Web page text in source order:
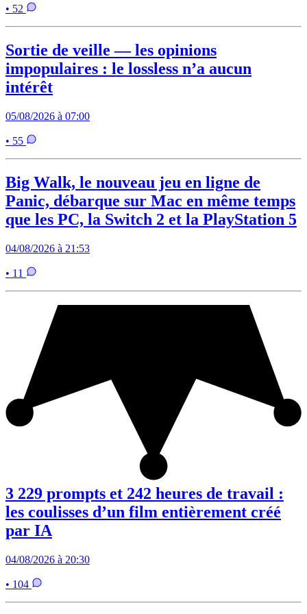
• 52
Sortie de veille — les opinions
impopulaires : le lossless n’a aucun
intérêt
05/08/2026 à 07:00
• 55
Big Walk, le nouveau jeu en ligne de
Panic, débarque sur Mac en même temps
que les PC, la Switch 2 et la PlayStation 5
04/08/2026 à 21:53
• 11
3 229 prompts et 242 heures de travail :
les coulisses d’un film entièrement créé
par IA
04/08/2026 à 20:30
• 104